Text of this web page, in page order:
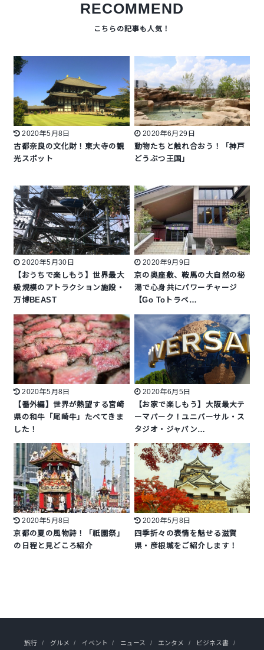
RECOMMEND
2020年5月8日
古都奈良の文化財！東大寺の観
光スポット
2020年6月29日
動物たちと触れ合おう！「神戸
どうぶつ王国」
2020年5月30日
【おうちで楽しもう】世界最大
級規模のアトラクション施設・
万博BEAST
2020年9月9日
京の奥座敷、鞍馬の大自然の秘
湯で心身共にパワーチャージ
【Go Toトラベ…
2020年5月8日
【番外編】世界が熱望する宮崎
県の和牛「尾崎牛」たべてきま
した！
2020年6月5日
【お家で楽しもう】大阪最大テ
ーマパーク！ユニバーサル・ス
タジオ・ジャパン…
2020年5月8日
京都の夏の風物詩！「祇園祭」
の日程と見どころ紹介
2020年5月8日
四季折々の表情を魅せる滋賀
県・彦根城をご紹介します！
旅行 グルメ イベント ニュース エンタメ ビジネス書